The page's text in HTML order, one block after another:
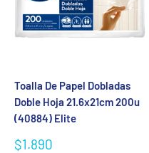
Toalla De Papel Dobladas
Doble Hoja 21.6x21cm 200u
(40884) Elite
Precio
$1.890